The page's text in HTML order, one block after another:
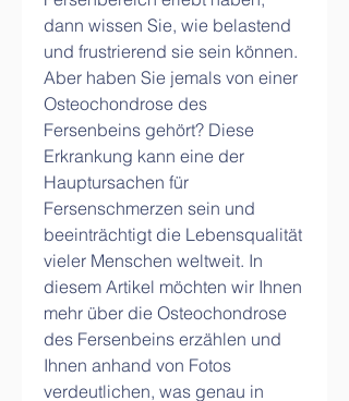
dann wissen Sie, wie belastend
und frustrierend sie sein können.
Aber haben Sie jemals von einer
Osteochondrose des
Fersenbeins gehört? Diese
Erkrankung kann eine der
Hauptursachen für
Fersenschmerzen sein und
beeinträchtigt die Lebensqualität
vieler Menschen weltweit. In
diesem Artikel möchten wir Ihnen
mehr über die Osteochondrose
des Fersenbeins erzählen und
Ihnen anhand von Fotos
verdeutlichen, was genau in